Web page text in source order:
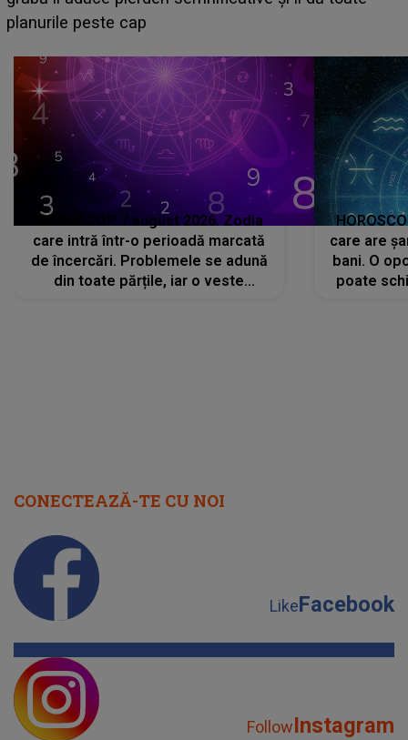
sa: "I-am spus și ei în față, eu nu te iubesc pentru
HOROSCOP 7 august 2026. Zodia
care intră într-o perioadă marcată
de încercări. Problemele se adună
din toate părțile, iar o veste
care are
bani. O
poate
CONECTEAZĂ-TE CU NOI
LikeFacebook
FollowInstagram